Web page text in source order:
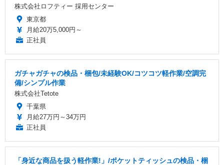
株式会社ロフティー 採用センター
東京都
月給20万5,000円～
正社員
ガチャガチャの検品・梱包/未経験OK/コツコツ軽作業/空調完
備/シンプル作業
株式会社Tetote
千葉県
月給27万円～34万円
正社員
「身近な商品を扱う軽作業!」/ポケットティッシュの検品・梱